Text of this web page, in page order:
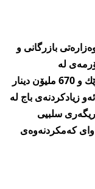
بازرگانی‌ و
له‌
وه‌زاره‌ته‌كه‌یان ئه‌نجامیانداوه‌ توانیویانه‌ ملیارێك و 670 ملیۆن دینار
زیادكردنه‌ی‌ باج له‌
سلبیی‌
كه‌مكردنه‌وه‌ی‌